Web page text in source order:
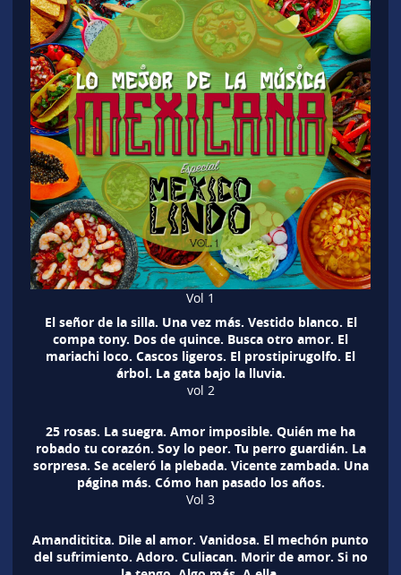
Vol 1
El señor de la silla. Una vez más. Vestido blanco. El
compa tony. Dos de quince. Busca otro amor. El
mariachi loco. Cascos ligeros. El prostipirugolfo. El
árbol. La gata bajo la lluvia.
vol 2
25 rosas. La suegra. Amor imposible. Quién me ha
robado tu corazón. Soy lo peor. Tu perro guardián. La
sorpresa. Se aceleró la plebada. Vicente zambada. Una
página más. Cómo han pasado los años.
Vol 3
Amandititita. Dile al amor. Vanidosa. El mechón punto
del sufrimiento. Adoro. Culiacan. Morir de amor. Si no